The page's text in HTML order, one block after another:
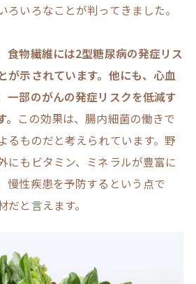
ろいろなことが判ってきました。
食物繊維には2型糖尿病の発症リス
が示されています。他にも、心血
一部のがんの発症リスクを低減す
この効果は、腸内細菌の働きで
るものだと考えられています。野
にもビタミン、ミネラルが豊富に
慢性疾患を予防するという点で
と言えます。